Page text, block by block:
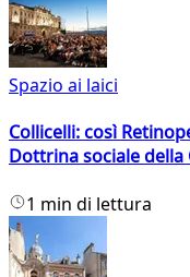
Spazio ai laici
Collicelli: così
Dottrina sociale della
1 min di lettura